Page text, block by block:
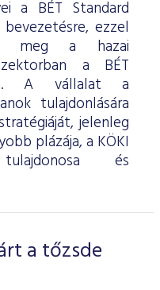
a BÉT Standard
ezzel
meg a hazai
a BÉT
A vállalat a
tulajdonlására
jelenleg
plázája, a KÖKI
tulajdonosa és
a tőzsde